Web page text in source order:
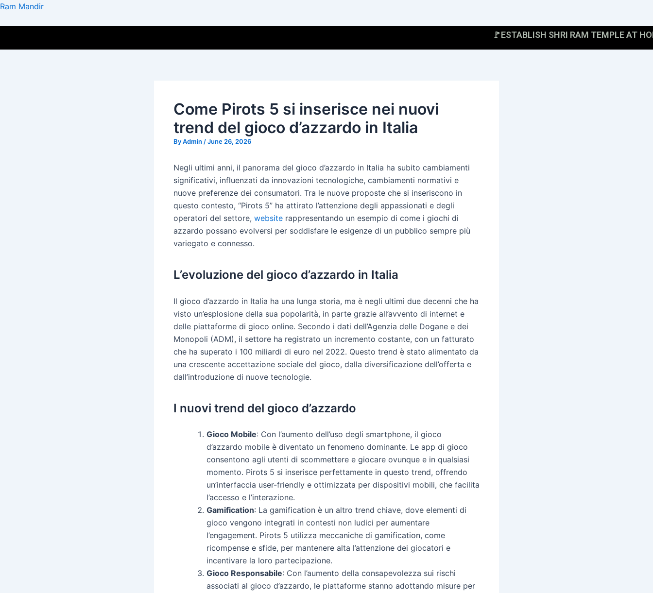
Skip
Ram Mandir
🚩ESTABLISH SHRI RAM TEMPLE AT HOME,
Come Pirots 5 si inserisce nei nuovi
trend del gioco d’azzardo in Italia
ByAdmin /June 26, 2026
Negli ultimi anni, il panorama del gioco d’azzardo in Italia ha subito cambiamenti
significativi, influenzati da innovazioni tecnologiche, cambiamenti normativi e
nuove preferenze dei consumatori. Tra le nuove proposte che si inseriscono in
questo contesto, “Pirots 5” ha attirato l’attenzione degli appassionati e degli
operatori del settore, website rappresentando un esempio di come i giochi di
azzardo possano evolversi per soddisfare le esigenze di un pubblico sempre più
variegato e connesso.
L’evoluzione del gioco d’azzardo in Italia
Il gioco d’azzardo in Italia ha una lunga storia, ma è negli ultimi due decenni che ha
visto un’esplosione della sua popolarità, in parte grazie all’avvento di internet e
delle piattaforme di gioco online. Secondo i dati dell’Agenzia delle Dogane e dei
Monopoli (ADM), il settore ha registrato un incremento costante, con un fatturato
che ha superato i 100 miliardi di euro nel 2022. Questo trend è stato alimentato da
una crescente accettazione sociale del gioco, dalla diversificazione dell’offerta e
dall’introduzione di nuove tecnologie.
I nuovi trend del gioco d’azzardo
Gioco Mobile: Con l’aumento dell’uso degli smartphone, il gioco
d’azzardo mobile è diventato un fenomeno dominante. Le app di gioco
consentono agli utenti di scommettere e giocare ovunque e in qualsiasi
momento. Pirots 5 si inserisce perfettamente in questo trend, offrendo
un’interfaccia user-friendly e ottimizzata per dispositivi mobili, che facilita
l’accesso e l’interazione.
Gamification: La gamification è un altro trend chiave, dove elementi di
gioco vengono integrati in contesti non ludici per aumentare
l’engagement. Pirots 5 utilizza meccaniche di gamification, come
ricompense e sfide, per mantenere alta l’attenzione dei giocatori e
incentivare la loro partecipazione.
Gioco Responsabile: Con l’aumento della consapevolezza sui rischi
associati al gioco d’azzardo, le piattaforme stanno adottando misure per